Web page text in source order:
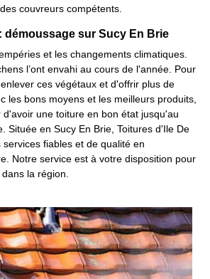
couvreurs compétents.
démoussage sur Sucy En Brie
et les changements climatiques.
l’ont envahi au cours de l'année. Pour
ces végétaux et d'offrir plus de
les bons moyens et les meilleurs produits,
une toiture en bon état jusqu'au
Située en Sucy En Brie, Toitures d'Ile De
fiables et de qualité en
Notre service est à votre disposition pour
la région.